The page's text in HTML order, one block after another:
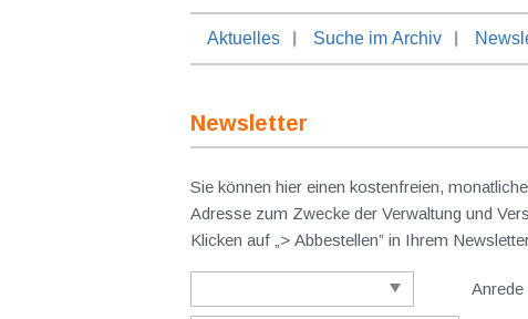
Aktuelles Suche im Archiv
Newsletter
Sie können hier einen kostenfreien,
Adresse zum Zwecke der Verwaltung und
Klicken auf „> Abbestellen” in Ihrem
Anrede